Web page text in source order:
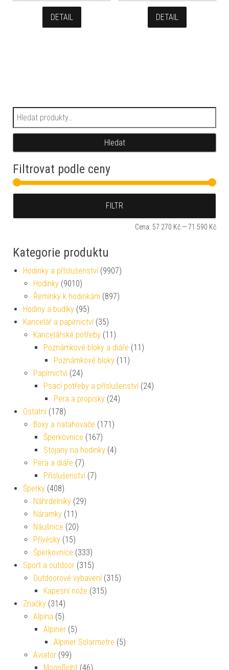
DETAIL DETAIL
Hledat:
Hledat
Filtrovat podle ceny
FILTR
Cena: 57 270 Kč —71 590 Kč
Kategorie produktu
Hodinky a příslušenství (9907)
Hodinky (9010)
Řemínky k hodinkám (897)
Hodiny a budíky (95)
Kancelář a papírnictví (35)
Kancelářské potřeby (11)
Poznámkové bloky a diáře (11)
Poznámkové bloky (11)
Papírnictví (24)
Psací potřeby a příslušenství (24)
Pera a propisky (24)
Ostatní (178)
Boxy a natahovače (171)
Šperkovnice (167)
Stojany na hodinky (4)
Pera a diáře (7)
Příslušenství (7)
Šperky (408)
Náhrdelníky (29)
Náramky (11)
Náušnice (20)
Přívěsky (15)
Šperkovnice (333)
Sport a outdoor (315)
Outdoorové vybavení (315)
Kapesní nože (315)
Značky (314)
Alpina (5)
Alpiner (5)
Alpiner Solarmetre (5)
Aviator (99)
Moonflight (46)